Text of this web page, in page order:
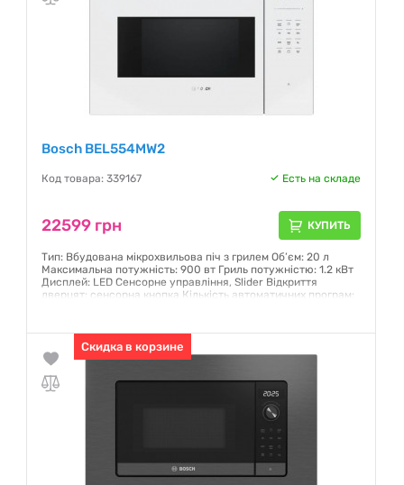
Bosch BEL554MW2
Код товара: 339167 Есть на складе
22599 грн КУПИТЬ
Тип: Вбудована мікрохвильова піч з грилем Об’єм: 20 л
Максимальна потужність: 900 вт Гриль потужністю: 1.2 кВт
Дисплей: LED Сенсорне управління, Slider Відкриття
дверцят: сенсорна кнопка Кількість автоматичних програм:
Гарантия:12 месяцев
Скидка в корзине